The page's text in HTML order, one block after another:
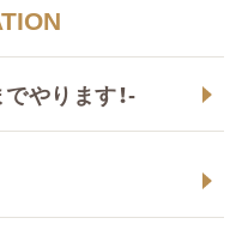
やります！-